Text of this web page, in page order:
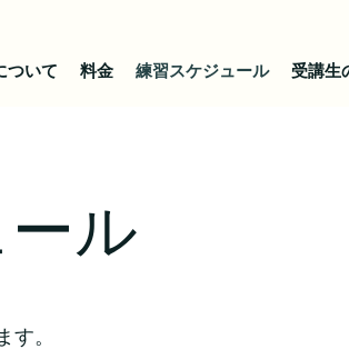
ついて 料金 練習スケジュール 受講生
ル
。